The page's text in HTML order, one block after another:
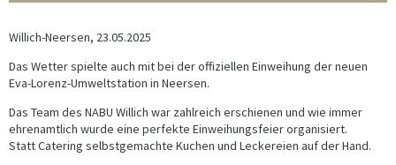
Willich-Neersen, 23.05.2025
Das Wetter spielte auch mit bei der offiziellen Einweihung der neuen
Eva-Lorenz-Umweltstation in Neersen.
Das Team des NABU Willich war zahlreich erschienen und wie immer
ehrenamtlich wurde eine perfekte Einweihungsfeier organisiert.
Statt Catering selbstgemachte Kuchen und Leckereien auf der Hand.